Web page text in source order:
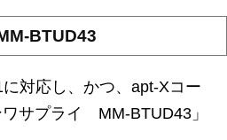
BTUD43
対応し、かつ、apt-Xコー
サプライ MM-BTUD43」